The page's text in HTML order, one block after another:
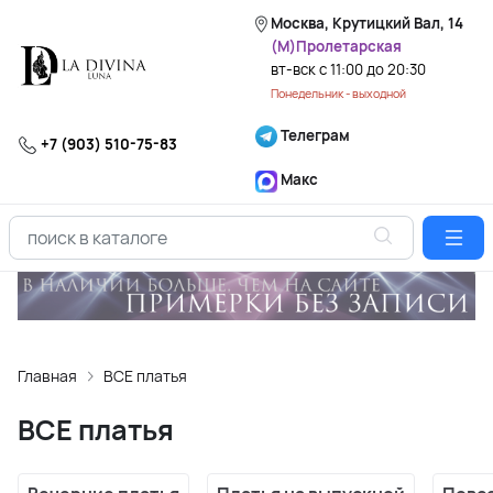
Москва, Крутицкий Вал, 14
(М)Пролетарская
вт-вск с 11:00 до 20:30
Понедельник - выходной
+7 (903) 510-75-83 Телеграм
Макс
Главная ВСЕ платья
ВСЕ платья